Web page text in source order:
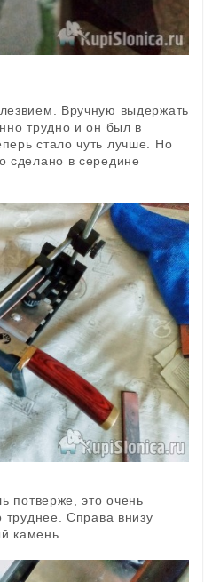
Вручную выдержать
трудно и он был в
стало чуть лучше. Но
сделано в середине
потверже, это очень
труднее. Справа внизу
камень.